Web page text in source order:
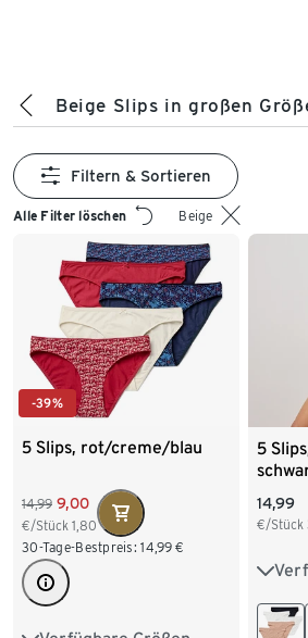
Beige Slips in großen
Alle Filter löschen Beige
Filtern & Sortieren
-39%
5 Slips, rot/creme/blau
14,99 9,00
€/Stück 1,80
30-Tage-Bestpreis: 14,99 €
5
14,99
€/Stück
S
L